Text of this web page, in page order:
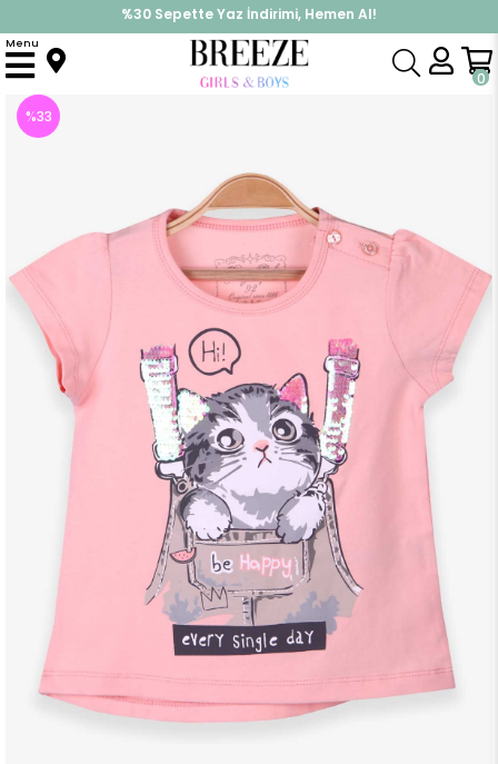
İndirimlere ek %10 İndirimi Kap, Hemen Üye Ol!
0
Menu
Anasayfa Üst Giyim Tişört
%33